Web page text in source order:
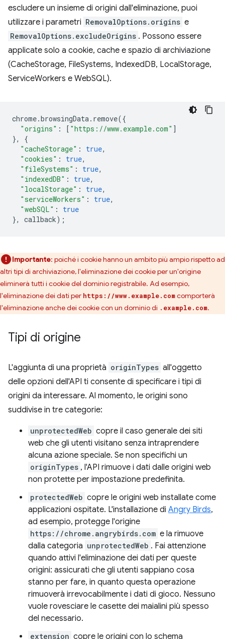
escludere un insieme di origini dall'eliminazione, puoi
utilizzare i parametri RemovalOptions.origins e
RemovalOptions.excludeOrigins . Possono essere
applicate solo a cookie, cache e spazio di archiviazione
(CacheStorage, FileSystems, IndexedDB, LocalStorage,
ServiceWorkers e WebSQL).
chrome.browsingData. remove({
"origins" : [ "https://www.example.com" ]
},
{
"cacheStorage" : true,
"cookies" : true,
"fileSystems" : true,
"indexedDB" : true,
"localStorage" : true,
"serviceWorkers" : true,
"webSQL" :
true
},
callback);
Importante: poiché i cookie hanno un ambito più ampio rispetto ad
altri tipi di archiviazione, l'eliminazione dei cookie per un'origine
eliminerà tutti i cookie del dominio registrabile. Ad esempio,
l'eliminazione dei dati per https://www.example.comcomporterà
l'eliminazione anche dei cookie con un dominio di .example.com.
Tipi di origine
L'aggiunta di una proprietà originTypes all'oggetto
delle opzioni dell'API ti consente di specificare i tipi di
origini da interessare. Al momento, le origini sono
suddivise in tre categorie:
unprotectedWeb copre il caso generale dei siti
web che gli utenti visitano senza intraprendere
alcuna azione speciale. Se non specifichi un
originTypes , l'API rimuove i dati dalle origini web
non protette per impostazione predefinita.
protectedWeb copre le origini web installate come
applicazioni ospitate. L'installazione di Angry Birds,
ad esempio, protegge l'origine
https://chrome.angrybirds.com e la rimuove
dalla categoria unprotectedWeb . Fai attenzione
quando attivi l'eliminazione dei dati per queste
origini: assicurati che gli utenti sappiano cosa
stanno per fare, in quanto questa operazione
rimuoverà irrevocabilmente i dati di gioco. Nessuno
vuole rovesciare le casette dei maialini più spesso
del necessario.
extension copre le origini con lo schema